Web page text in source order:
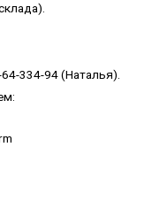
334-94 (Наталья).